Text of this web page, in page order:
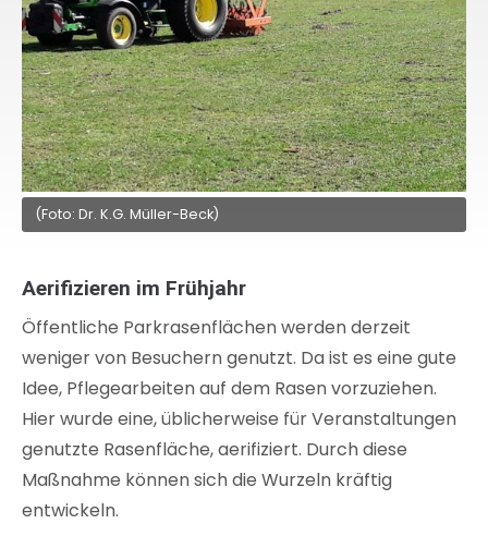
(Foto: Dr. K.G. Müller-Beck)
Aerifizieren im Frühjahr
Öffentliche Parkrasenflächen werden derzeit
weniger von Besuchern genutzt. Da ist es eine gute
Idee, Pflegearbeiten auf dem Rasen vorzuziehen.
Hier wurde eine, üblicherweise für Veranstaltungen
genutzte Rasenfläche, aerifiziert. Durch diese
Maßnahme können sich die Wurzeln kräftig
entwickeln.